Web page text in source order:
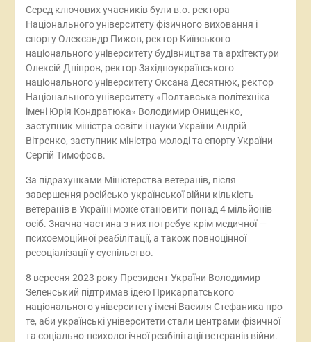
Серед ключових учасників були в.о. ректора
Національного університету фізичного виховання і
спорту Олександр Пижов, ректор Київського
національного університету будівництва та архітектури
Олексій Дніпров, ректор Західноукраїнського
національного університету Оксана Десятнюк, ректор
Національного університету «Полтавська політехніка
імені Юрія Кондратюка» Володимир Онищенко,
заступник міністра освіти і науки України Андрій
Вітренко, заступник міністра молоді та спорту України
Сергій Тимофєєв.
За підрахунками Міністерства ветеранів, після
завершення російсько-української війни кількість
ветеранів в Україні може становити понад 4 мільйонів
осіб. Значна частина з них потребує крім медичної —
психоемоційної реабілітації, а також повноцінної
ресоціалізації у суспільство.
8 вересня 2023 року Президент України Володимир
Зеленський підтримав ідею Прикарпатського
національного університету імені Василя Стефаника про
те, аби українські університети стали центрами фізичної
та соціально-психологічної реабілітації ветеранів війни.